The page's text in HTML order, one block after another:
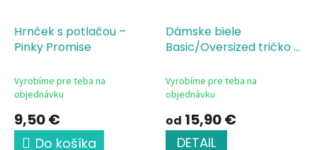
Hrnček s potlačou –
Pinky Promise
Vyrobíme pre teba na
objednávku
9,50 €
Do košíka
Dámske biele
Basic/Oversized tričko s
Vyrobíme pre teba na
objednávku
od 15,90 €
DETAIL